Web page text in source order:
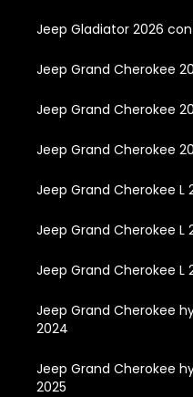
Jeep Gladiator 2026
Jeep Grand Cherokee
Jeep Grand Cherokee
Jeep Grand Cherokee
Jeep Grand Cherokee
Jeep Grand Cherokee
Jeep Grand Cherokee
Jeep Grand Cherokee
2024
Jeep Grand Cherokee
2025